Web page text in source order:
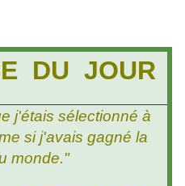
DU JOUR
j'étais sélectionné à
si j'avais gagné la
monde."